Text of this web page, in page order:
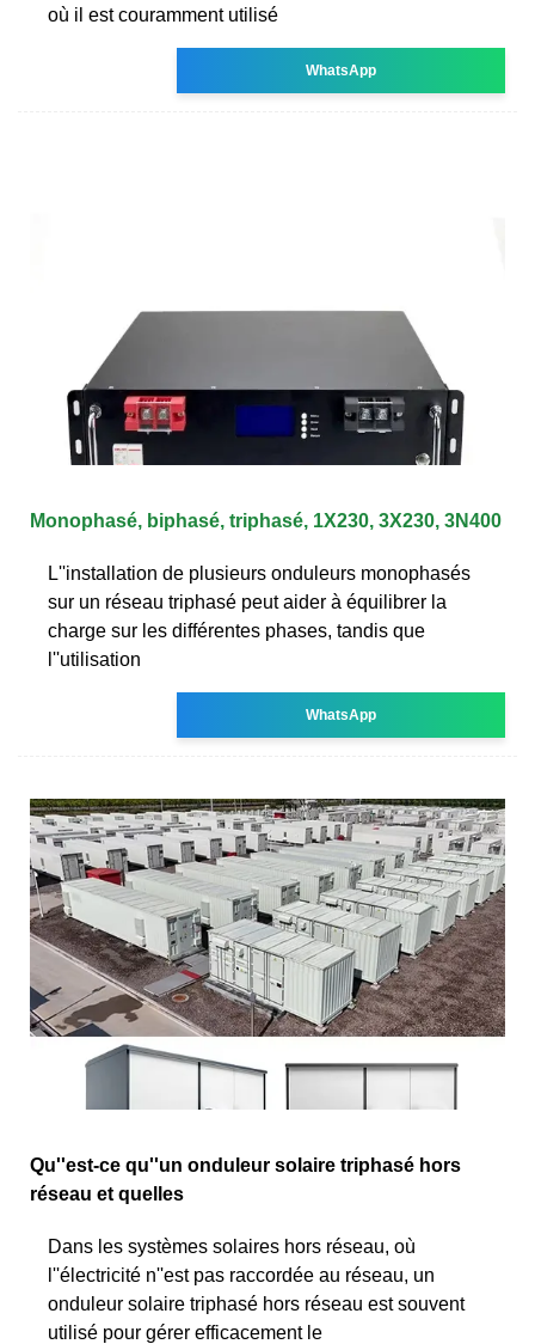
où il est couramment utilisé
WhatsApp
Monophasé, biphasé, triphasé, 1X230, 3X230, 3N400
L''installation de plusieurs onduleurs monophasés
sur un réseau triphasé peut aider à équilibrer la
charge sur les différentes phases, tandis que
l''utilisation
WhatsApp
Qu''est-ce qu''un onduleur solaire triphasé hors
réseau et quelles
Dans les systèmes solaires hors réseau, où
l''électricité n''est pas raccordée au réseau, un
onduleur solaire triphasé hors réseau est souvent
utilisé pour gérer efficacement le